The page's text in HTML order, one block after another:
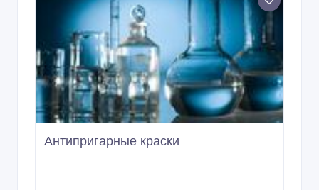
Антипригарные краски